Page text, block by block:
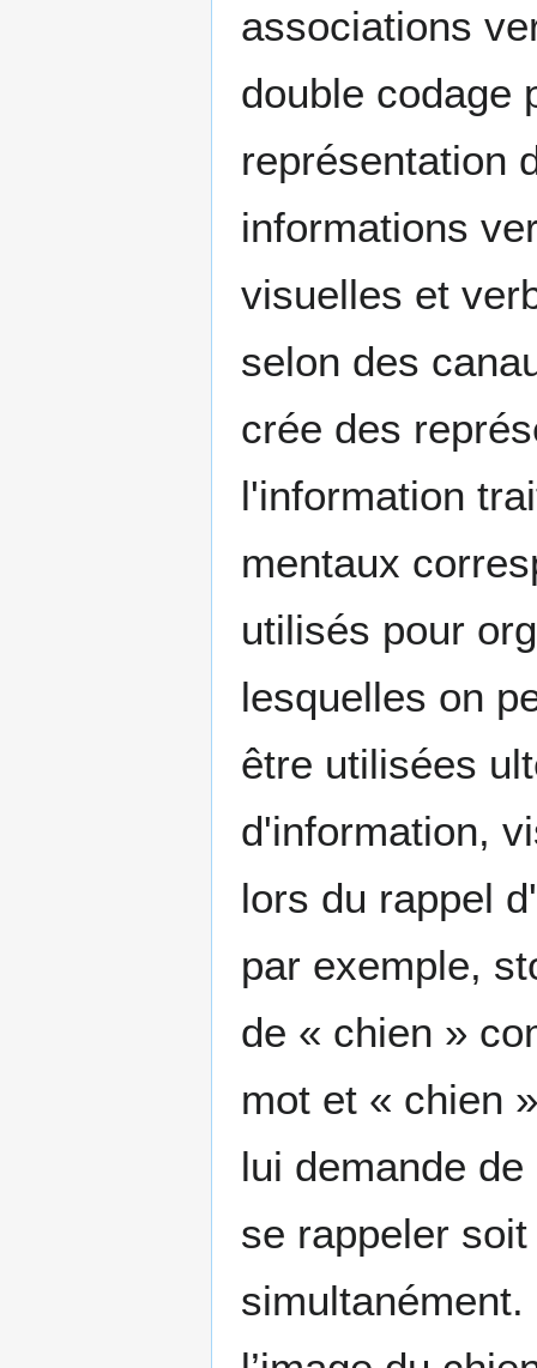
associations
double codage
représentation
informations
visuelles et
selon des
crée des
l'information
mentaux
utilisés pour
lesquelles on
être utilisées
d'information,
lors du rappel
par exemple,
de « chien »
mot et « chien
lui demande
se rappeler